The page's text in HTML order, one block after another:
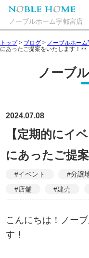
ノーブルホーム宇都宮店
トップ> ブログ > ノーブルホー
にあったご提案をいたします！
ノーブ
2024.07.08
【定期的にイ
にあったご提
#イベント #分譲
#店舗
#建売
こんにちは！ノー
す！